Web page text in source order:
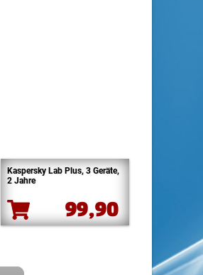
Kaspersky Lab Plus, 3 Geräte,
2 Jahre
99,90